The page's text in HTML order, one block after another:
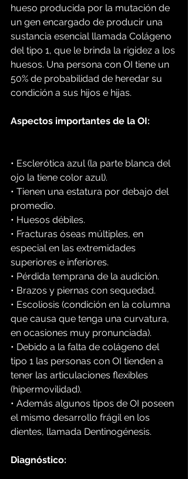
hueso producida por la mutación de
un gen encargado de producir una
sustancia esencial llamada Colágeno
del tipo 1, que le brinda la rigidez a los
huesos. Una persona con OI tiene un
50% de probabilidad de heredar su
condición a sus hijos e hijas.
Aspectos importantes de la OI:
• Esclerótica azul (la parte blanca del
ojo la tiene color azul).
• Tienen una estatura por debajo del
promedio.
• Huesos débiles.
• Fracturas óseas múltiples, en
especial en las extremidades
superiores e inferiores.
• Pérdida temprana de la audición.
• Brazos y piernas con sequedad.
• Escoliosis (condición en la columna
que causa que tenga una curvatura,
en ocasiones muy pronunciada).
• Debido a la falta de colágeno del
tipo 1 las personas con OI tienden a
tener las articulaciones flexibles
(hipermovilidad).
• Además algunos tipos de OI poseen
el mismo desarrollo frágil en los
dientes, llamada Dentinogénesis.
Diagnóstico: